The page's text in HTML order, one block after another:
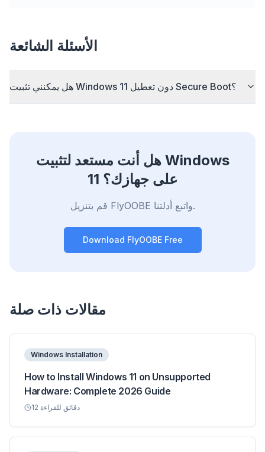
الأسئلة الشائعة
هل يمكنني تثبيت Windows 11 دون تعطيل Secure Boot؟
هل أنت مستعد لتثبيت Windows
11 على جهازك؟
قم بتنزيل FlyOOBE واتبع أدلتنا.
Download FlyOOBE Free
مقالات ذات صلة
Windows Installation
How to Install Windows 11 on Unsupported
Hardware: Complete 2026 Guide
12 دقائق للقراءة
أسرع حتى 3 أضعاف
حظر الإعلانات والمتعقبات
يوقف طبقات الذكاء الاصطناعي والإعلانات والمتعقبات بين
المواقع التي تبطئك.
يعمل مع أي متصفح